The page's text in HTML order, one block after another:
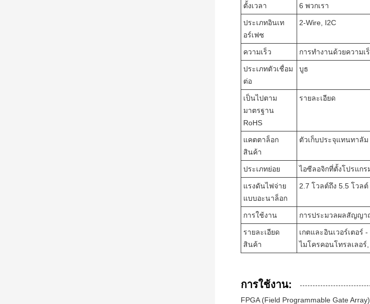
ตั้งเวลา 6 พวกเรา
ประเภทอินเท
อร์เฟซ
2-Wire, I2C
ความเร็ว การทำงานด้วยความ
ประเภทตัวเชื่อม
ต่อ
บูธ
เป็นไปตาม
มาตรฐาน
RoHS
รายละเอียด
แคตตาล็อก
สินค้า
ตัวเก็บประจุแทนทาลัม
ประเภทย่อย ไอซีลอจิกที่ตั้งโปรแกร
แรงดันไฟจ่าย
แบบอะนาล็อก
2.7 โวลต์ถึง 5.5 โวลต์
การใช้งาน การประมวลผลสัญญา
รายละเอียด
สินค้า
เกตและอินเวอร์เตอร์
ไมโครคอนโทรลเลอ
การใช้งาน:
FPGA (Field Programmable Gate